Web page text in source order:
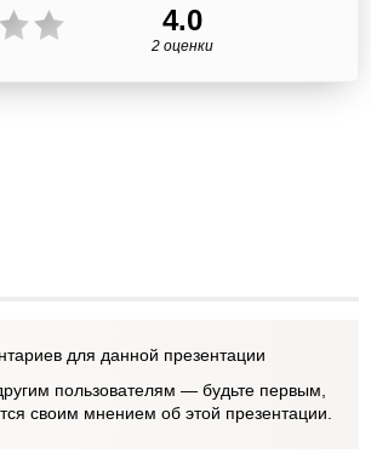
4.0
2 оценки
для данной презентации
пользователям — будьте первым,
своим мнением об этой презентации.